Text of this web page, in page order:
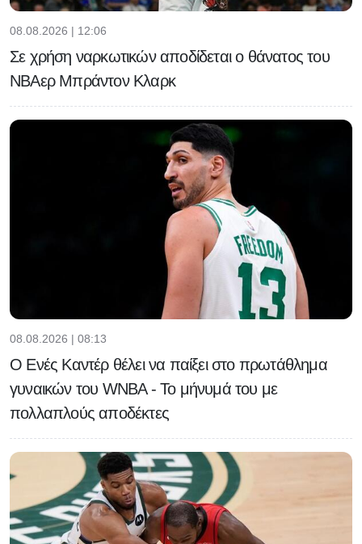
08.08.2026 | 12:06
Σε χρήση ναρκωτικών αποδίδεται ο θάνατος του
ΝΒΑερ Μπράντον Κλαρκ
08.08.2026 | 08:13
Ο Ενές Καντέρ θέλει να παίξει στο πρωτάθλημα
γυναικών του WNBA - Το μήνυμά του με
πολλαπλούς αποδέκτες